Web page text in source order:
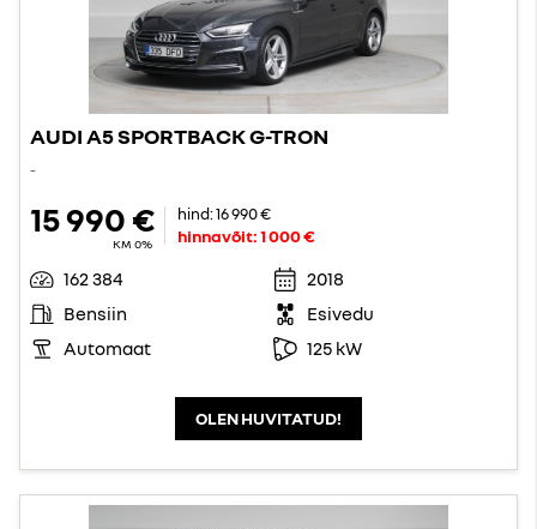
AUDI A5 SPORTBACK G-TRON
-
15 990 €
KM 0%
hind:16 990 €
hinnavõit:1 000 €
162 384
2018
Bensiin
Esivedu
Automaat
125 kW
OLEN HUVITATUD!